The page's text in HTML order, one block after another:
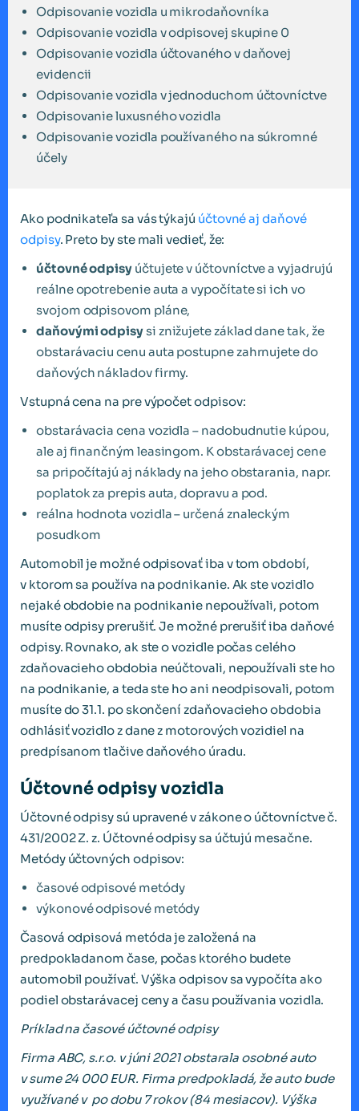
Odpisovanie vozidla u mikrodaňovníka
Odpisovanie vozidla v odpisovej skupine 0
Odpisovanie vozidla účtovaného v daňovej
evidencii
Odpisovanie vozidla v jednoduchom účtovníctve
Odpisovanie luxusného vozidla
Odpisovanie vozidla používaného na súkromné
účely
Ako podnikateľa sa vás týkajú účtovné aj daňové
odpisy. Preto by ste mali vedieť, že:
účtovné odpisy účtujete v účtovníctve a vyjadrujú
reálne opotrebenie auta a vypočítate si ich vo
svojom odpisovom pláne,
daňovými odpisysi znižujete základ dane tak, že
obstarávaciu cenu auta postupne zahrnujete do
daňových nákladov firmy.
Vstupná cena na pre výpočet odpisov:
obstarávacia cena vozidla – nadobudnutie kúpou,
ale aj finančným leasingom. K obstarávacej cene
sa pripočítajú aj náklady na jeho obstarania, napr.
poplatok za prepis auta, dopravu a pod.
reálna hodnota vozidla – určená znaleckým
posudkom
Automobil je možné odpisovať iba v tom období,
v ktorom sa používa na podnikanie. Ak ste vozidlo
nejaké obdobie na podnikanie nepoužívali, potom
musíte odpisy prerušiť. Je možné prerušiť iba daňové
odpisy. Rovnako, ak ste o vozidle počas celého
zdaňovacieho obdobia neúčtovali, nepoužívali ste ho
na podnikanie, a teda ste ho ani neodpisovali, potom
musíte do 31.1. po skončení zdaňovacieho obdobia
odhlásiť vozidlo z dane z motorových vozidiel na
predpísanom tlačive daňového úradu.
Účtovné odpisy vozidla
Účtovné odpisy sú upravené v zákone o účtovníctve č.
431/2002 Z. z. Účtovné odpisy sa účtujú mesačne.
Metódy účtovných odpisov:
časové odpisové metódy
výkonové odpisové metódy
Časová odpisová metóda je založená na
predpokladanom čase, počas ktorého budete
automobil používať. Výška odpisov sa vypočíta ako
podiel obstarávacej ceny a času používania vozidla.
Príklad na časové účtovné odpisy
Firma ABC, s.r.o. v júni 2021 obstarala osobné auto
v sume 24 000 EUR. Firma predpokladá, že auto bude
využívané v po dobu 7 rokov (84 mesiacov). Výška